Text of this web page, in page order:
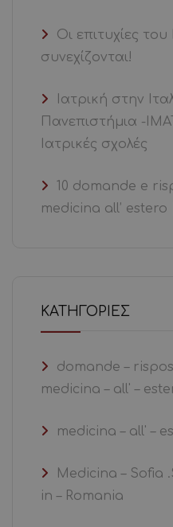
Οι επιτυχίες
συνεχίζονται!
Ιατρική στην
Πανεπιστήμια -
Ιατρικές σχολές
10 domande e
medicina all’
KΑΤΗΓΟΡΊΕΣ
domande –
medicina – all' –
medicina – all' –
Medicina – Sofia
in – Romania